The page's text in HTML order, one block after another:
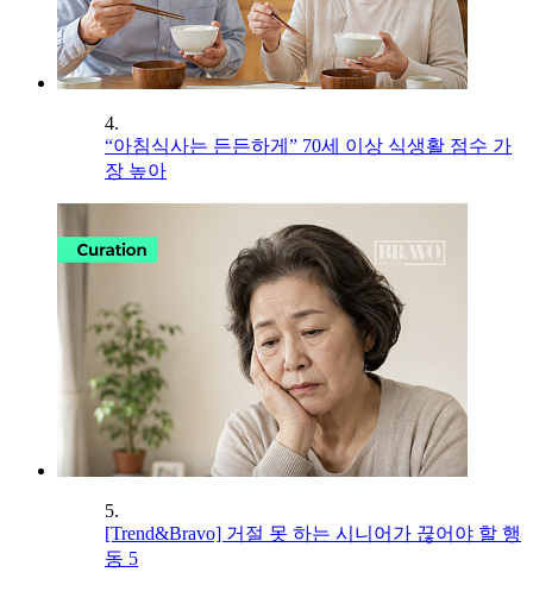
4.
“아침식사는 든든하게” 70세 이상 식생활 점수 가
장 높아
5.
[Trend&Bravo] 거절 못 하는 시니어가 끊어야 할 행
동 5